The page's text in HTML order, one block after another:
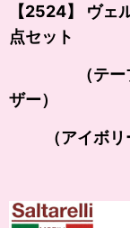
【2524】 ヴ
点セット
（テーブル
ザー）
（アイボリ